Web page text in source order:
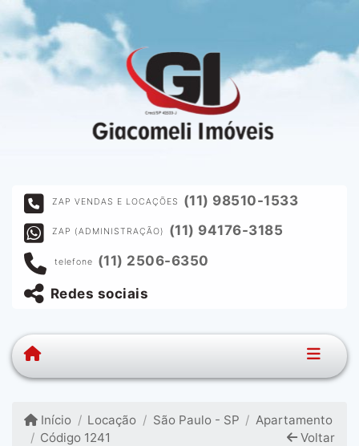
ZAP VENDAS E LOCAÇÕES (11) 98510-1533
ZAP (ADMINISTRAÇÃO) (11) 94176-3185
telefone (11) 2506-6350
Redes sociais
Início Locação São Paulo - SP
Apartamento
Código 1241
Voltar